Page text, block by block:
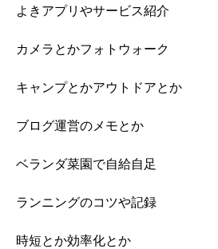
よきアプリやサービス紹介
カメラとかフォトウォーク
キャンプとかアウトドアとか
ブログ運営のメモとか
ベランダ菜園で自給自足
ランニングのコツや記録
時短とか効率化とか